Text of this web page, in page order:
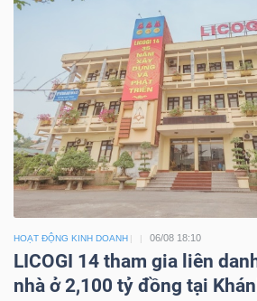
HOẠT ĐỘNG KINH DOANH 06/08 18:10
LICOGI 14 tham gia liên
nhà ở 2,100 tỷ đồng tại